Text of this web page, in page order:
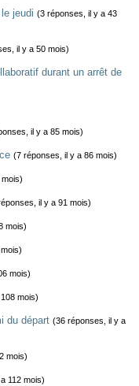
jeudi (3 réponses, il y a 43
il y a 50 mois)
durant un arrêt de
il y a 85 mois)
(7 réponses, il y a 86 mois)
il y a 91 mois)
mois)
mois)
mois)
du départ (36 réponses, il y a
mois)
112 mois)